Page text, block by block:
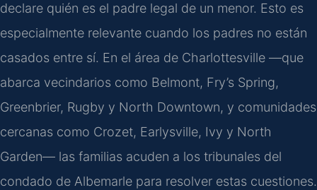
declare quién es el padre legal de un menor. Esto es
especialmente relevante cuando los padres no están
casados entre sí. En el área de Charlottesville —que
abarca vecindarios como Belmont, Fry’s Spring,
Greenbrier, Rugby y North Downtown, y comunidades
cercanas como Crozet, Earlysville, Ivy y North
Garden— las familias acuden a los tribunales del
condado de Albemarle para resolver estas cuestiones.